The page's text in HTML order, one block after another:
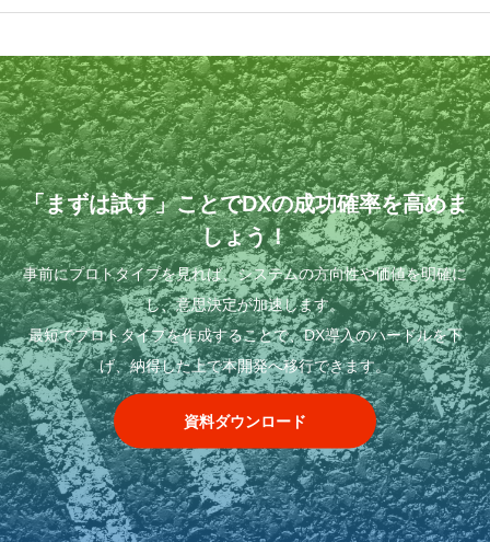
「まずは試す」ことでDXの成功確率を高めま
しょう！
事前にプロトタイプを見れば、システムの方向性や価値を明確に
し、意思決定が加速します。
最短でプロトタイプを作成することで、DX導入のハードルを下
げ、納得した上で本開発へ移行できます。
資料ダウンロード